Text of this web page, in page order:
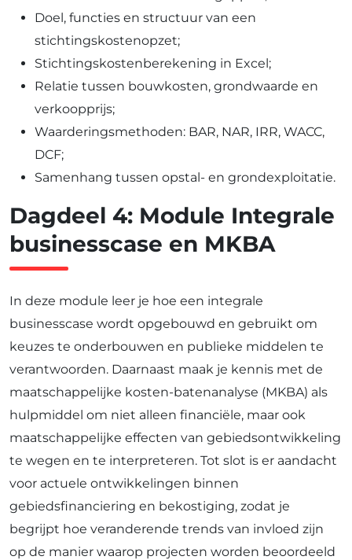
Doel, functies en structuur van een
stichtingskostenopzet;
Stichtingskostenberekening in Excel;
Relatie tussen bouwkosten, grondwaarde en
verkoopprijs;
Waarderingsmethoden: BAR, NAR, IRR, WACC,
DCF;
Samenhang tussen opstal- en grondexploitatie.
Dagdeel 4: Module Integrale
businesscase en MKBA
In deze module leer je hoe een integrale
businesscase wordt opgebouwd en gebruikt om
keuzes te onderbouwen en publieke middelen te
verantwoorden. Daarnaast maak je kennis met de
maatschappelijke kosten-batenanalyse (MKBA) als
hulpmiddel om niet alleen financiële, maar ook
maatschappelijke effecten van gebiedsontwikkeling
te wegen en te interpreteren. Tot slot is er aandacht
voor actuele ontwikkelingen binnen
gebiedsfinanciering en bekostiging, zodat je
begrijpt hoe veranderende trends van invloed zijn
op de manier waarop projecten worden beoordeeld